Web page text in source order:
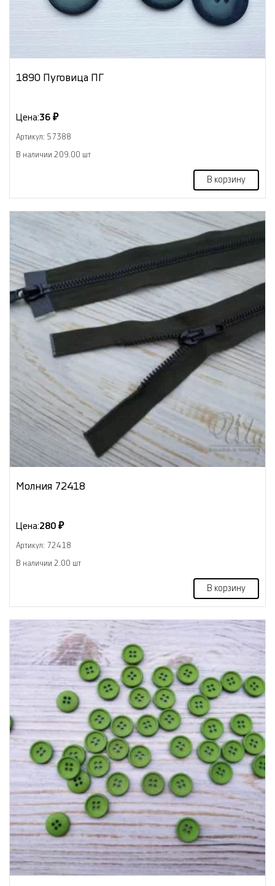
1890 Пуговица ПГ
Цена:36 ₽
Артикул: 57388
В наличии 209.00 шт
В корзину
Молния 72418
Цена:280 ₽
Артикул: 72418
В наличии 2.00 шт
В корзину